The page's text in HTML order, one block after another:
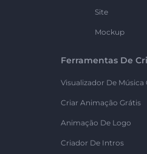
Site
Mockup
Ferramentas De
Visualizador De Música
Criar Animação Grátis
Animação De Logo
Criador De Intros